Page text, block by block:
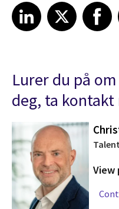
Share article on LinkedIn
LinkedIn
Share article on XShare article
Lurer du på
deg, ta kontakt
View